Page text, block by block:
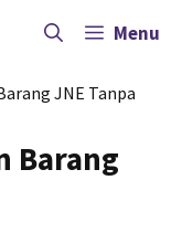
Menu
JNE Tanpa
Barang